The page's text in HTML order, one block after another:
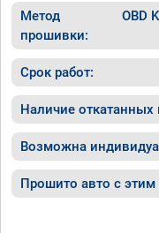
Метод
прошивки:
OBD
Срок работ:
Наличие
Возможна
Прошито авто с